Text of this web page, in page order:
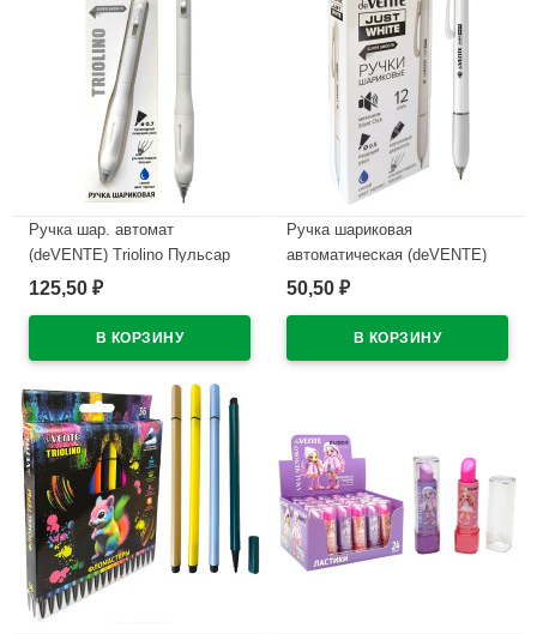
Ручка шар. автомат
(deVENTE) Triolino Пульсар
(Pulsar) н/
арт.5070609 (Ст12)
125,50 ₽
Ручка шариковая
автоматическая (deVENTE)
ПРОСТО БЕЛЫЙ (JUST
каучуковый держатель,
синий, 0,5мм, масло
50,50 ₽